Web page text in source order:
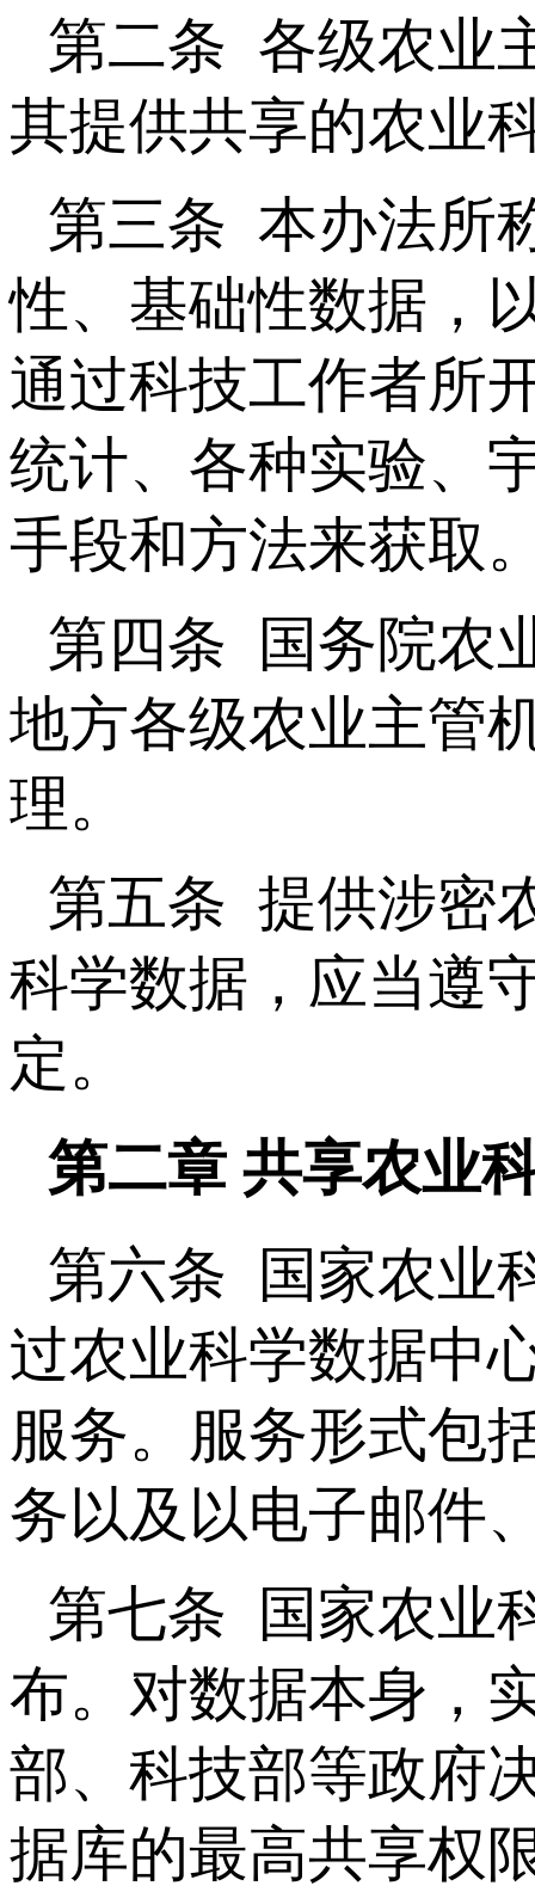
第二条 各级农业
其提供共享的农业
第三条 本办法所
性、基础性数据，
通过科技工作者所
统计、各种实验、
手段和方法来获取
第四条 国务院农
地方各级农业主管
理。
第五条 提供涉密
科学数据，应当遵
定。
第二章 共享农业
第六条 国家农业
过农业科学数据中
服务。服务形式包
务以及以电子邮件
第七条 国家农业
布。对数据本身，
部、科技部等政府
据库的最高共享权